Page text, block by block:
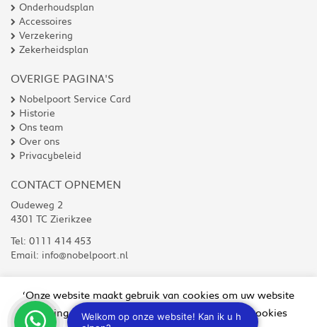
Onderhoudsplan
Accessoires
Verzekering
Zekerheidsplan
OVERIGE PAGINA'S
Nobelpoort Service Card
Historie
Ons team
Over ons
Privacybeleid
CONTACT OPNEMEN
Oudeweg 2
4301 TC Zierikzee
Tel: 0111 414 453
Email: info@nobelpoort.nl
‘Onze website maakt gebruik van cookies om uw website
ervaring te verbeteren. Wilt u niet alle soorten cookies